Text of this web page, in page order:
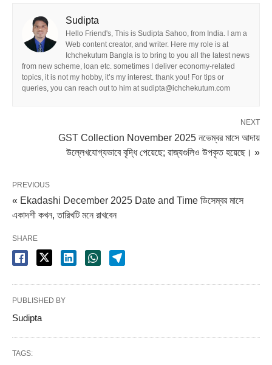
Sudipta
Hello Friend's, This is Sudipta Sahoo, from India. I am a
Web content creator, and writer. Here my role is at
Ichchekutum Bangla is to bring to you all the latest news
from new scheme, loan etc. sometimes I deliver economy-related
topics, it is not my hobby, it’s my interest. thank you! For tips or
queries, you can reach out to him at sudipta@ichchekutum.com
NEXT
GST Collection November 2025 নভেম্বর মাসে আদায়
উল্লেখযোগ্যভাবে বৃদ্ধি পেয়েছে; রাজ্যগুলিও উপকৃত হয়েছে। »
PREVIOUS
« Ekadashi December 2025 Date and Time ডিসেম্বর মাসে
একাদশী কখন, তারিখটি মনে রাখবেন
SHARE
PUBLISHED BY
Sudipta
TAGS: